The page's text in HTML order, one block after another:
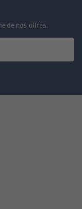
de nos offres.